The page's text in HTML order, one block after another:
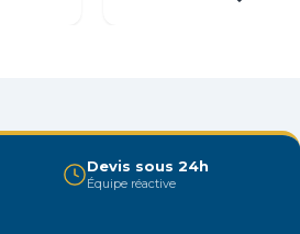
Devis sous 24h
Équipe réactive